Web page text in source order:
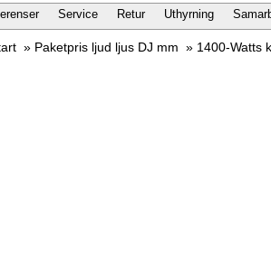
Service Retur Uthyrning
» Paketpris ljud ljus DJ mm » 1400-Watts